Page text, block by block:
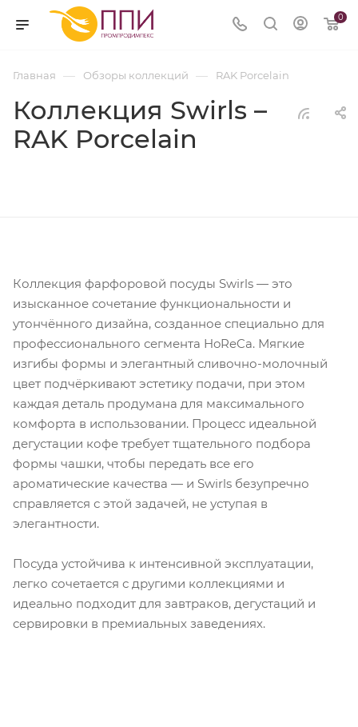
0
Главная — Обзоры коллекций — RAK Porcelain
Коллекция Swirls –
RAK Porcelain
Коллекция фарфоровой посуды Swirls — это
изысканное сочетание функциональности и
утончённого дизайна, созданное специально для
профессионального сегмента HoReCa. Мягкие
изгибы формы и элегантный сливочно-молочный
цвет подчёркивают эстетику подачи, при этом
каждая деталь продумана для максимального
комфорта в использовании. Процесс идеальной
дегустации кофе требует тщательного подбора
формы чашки, чтобы передать все его
ароматические качества — и Swirls безупречно
справляется с этой задачей, не уступая в
элегантности.
Посуда устойчива к интенсивной эксплуатации,
легко сочетается с другими коллекциями и
идеально подходит для завтраков, дегустаций и
сервировки в премиальных заведениях.